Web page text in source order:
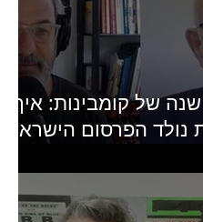
של קומבינות: איך
הפרסום
הספר "מסע פרסום:
בחיי הפרסום